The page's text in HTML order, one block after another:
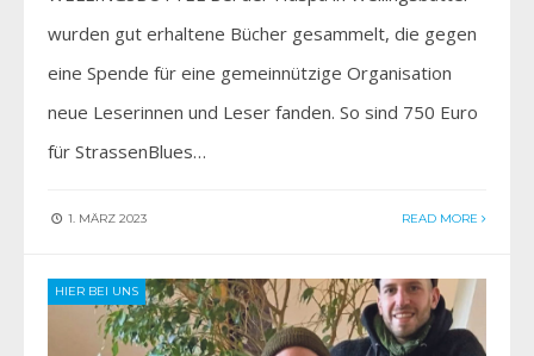
wurden gut erhaltene Bücher gesammelt, die gegen
eine Spende für eine gemeinnützige Organisation
neue Leserinnen und Leser fanden. So sind 750 Euro
für StrassenBlues…
1. MÄRZ 2023 READ MORE
HIER BEI UNS